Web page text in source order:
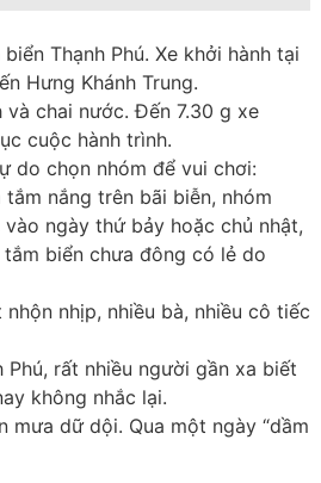
Thạnh Phú. Xe khởi hành tại
Hưng Khánh Trung.
chai nước. Đến 7.30 g xe
cuộc hành trình.
do chọn nhóm để vui chơi:
nắng trên bãi biễn, nhóm
ngày thứ bảy hoặc chủ nhật,
biển chưa đông có lẻ do
nhịp, nhiều bà, nhiều cô tiếc
rất nhiều người gần xa biết
không nhắc lại.
dữ dội. Qua một ngày “dầm